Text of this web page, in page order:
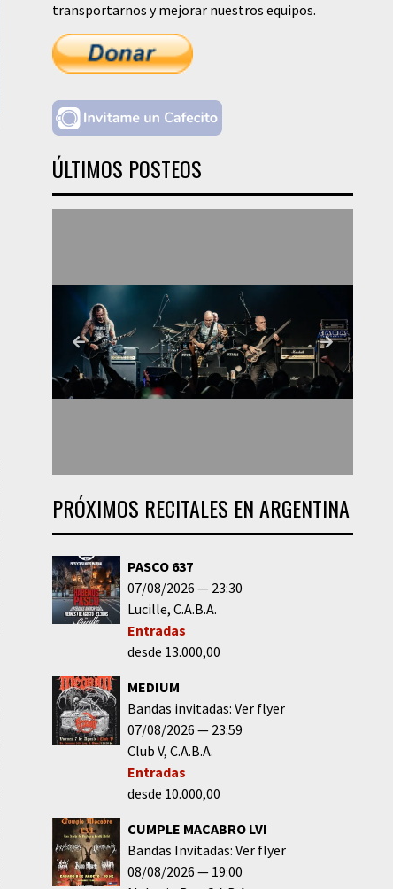
transportarnos y mejorar nuestros equipos.
ÚLTIMOS POSTEOS
PRÓXIMOS RECITALES EN ARGENTINA
PASCO 637
07/08/2026
23:30
Lucille C.A.B.A.
Entradas
desde 13.000,00
MEDIUM
Bandas invitadas: Ver flyer
07/08/2026
23:59
Club V C.A.B.A.
Entradas
desde 10.000,00
CUMPLE MACABRO LVI
Bandas Invitadas: Ver flyer
08/08/2026
19:00